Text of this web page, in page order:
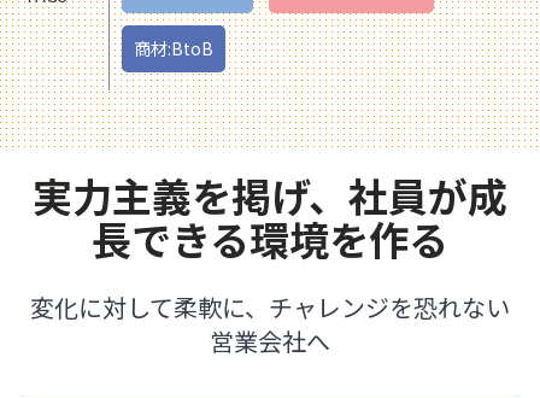
商材:BtoB
実力主義を掲げ、社員が成
長できる環境を作る
変化に対して柔軟に、チャレンジを恐れない
営業会社へ